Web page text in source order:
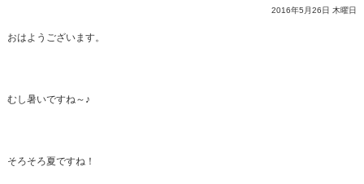
2016年5月26日 木曜日
おはようございます。
むし暑いですね～♪
そろそろ夏ですね！